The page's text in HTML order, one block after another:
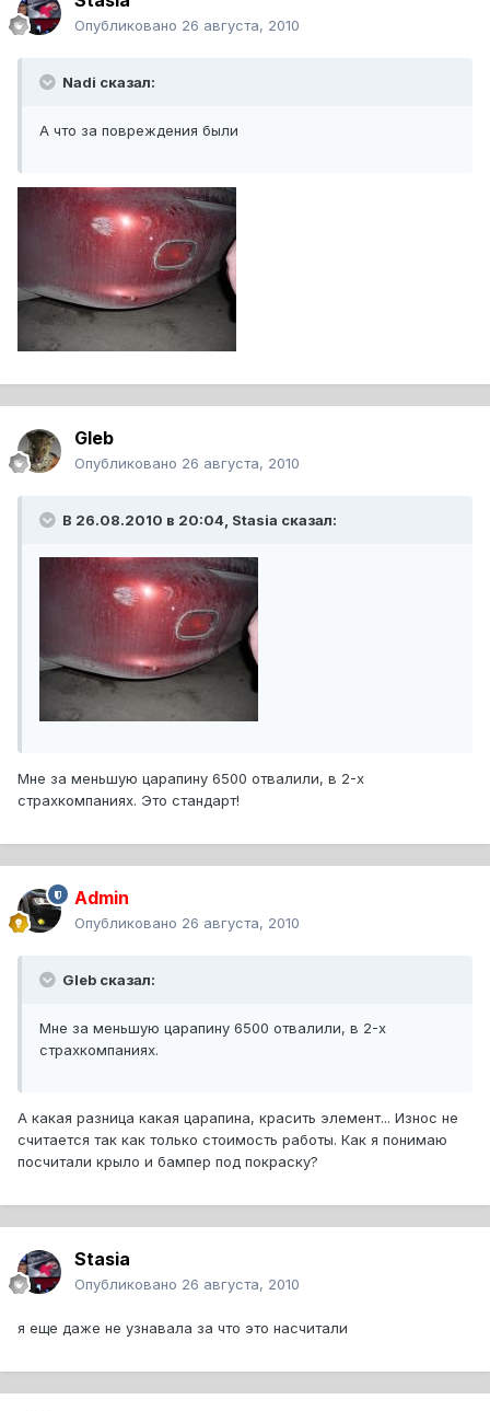
Опубликовано 26 августа, 2010
Nadi сказал:
А что за повреждения были
Gleb
Опубликовано 26 августа, 2010
В 26.08.2010 в 20:04, Stasia сказал:
Мне за меньшую царапину 6500 отвалили, в 2-х
страхкомпаниях. Это стандарт!
Admin
Опубликовано 26 августа, 2010
Gleb сказал:
Мне за меньшую царапину 6500 отвалили, в 2-х
страхкомпаниях.
А какая разница какая царапина, красить элемент... Износ не
считается так как только стоимость работы. Как я понимаю
посчитали крыло и бампер под покраску?
Stasia
Опубликовано 26 августа, 2010
я еще даже не узнавала за что это насчитали